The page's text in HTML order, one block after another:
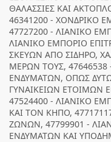
ΘΑΛΑΣΣΙΕΣ ΚΑΙ
46341200 - ΧΟΝΔΡΙΚΟ
47727200 - ΛΙΑΝΙΚΟ
ΛΙΑΝΙΚΟ ΕΜΠΟΡΙΟ
ΣΚΕΥΩΝ ΑΠΟ ΣΙΔΗΡΟ,
ΜΕΡΩΝ ΤΟΥΣ,
ΕΝΔΥΜΑΤΩΝ, ΟΠΩΣ
ΓΥΝΑΙΚΕΙΩΝ ΕΤΟΙΜΩΝ
47524400 - ΛΙΑΝΙΚΟ
ΚΑΙ ΤΟΝ ΚΗΠΟ,
ΖΩΝΩΝ, 47799901 -
ΕΝΔΥΜΑΤΩΝ ΚΑΙ